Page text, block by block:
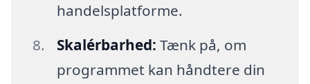
handelsplatforme.
Skalérbarhed: Tænk på, om
programmet kan håndtere din